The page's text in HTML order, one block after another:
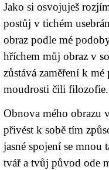
Jako si osvojuješ
postůj v tichém
obraz podle mé
hříchem můj obraz v
zůstává zaměření k
moudrosti čili filozofie.
Obnova mého obrazu
přivést k sobě tím
jasné spojení se mnou
tvář a tvůj původ ode